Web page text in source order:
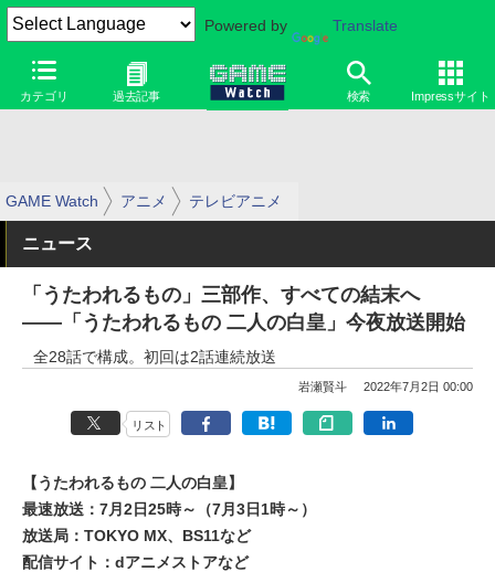
Powered by Translate
カテゴリ 過去記事 検索 Impressサイト
GAME Watch アニメ テレビアニメ
ニュース
「うたわれるもの」三部作、すべての結末へ
――「うたわれるもの 二人の白皇」今夜放送開始
全28話で構成。初回は2話連続放送
岩瀬賢斗 2022年7月2日 00:00
リスト
【うたわれるもの 二人の白皇】
最速放送：7月2日25時～（7月3日1時～）
放送局：TOKYO MX、BS11など
配信サイト：dアニメストアなど